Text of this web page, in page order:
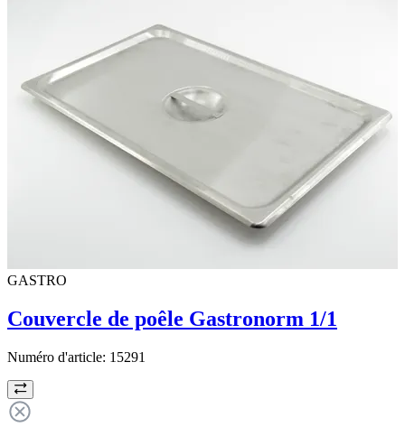
GASTRO
Couvercle de poêle Gastronorm 1/1
Numéro d'article: 15291